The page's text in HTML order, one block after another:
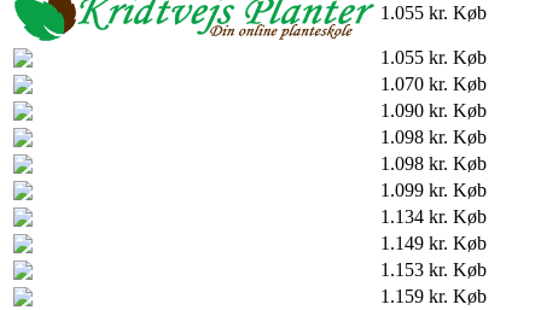
1.055 kr. Køb
1.055 kr. Køb
1.070 kr. Køb
1.090 kr. Køb
1.098 kr. Køb
1.098 kr. Køb
1.099 kr. Køb
1.134 kr. Køb
1.149 kr. Køb
1.153 kr. Køb
1.159 kr. Køb